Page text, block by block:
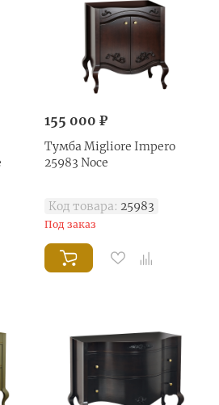
155 000 ₽
Тумба Migliore Impero
25983 Noce
Код товара: 25983
Под заказ